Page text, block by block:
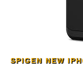
SPIGEN NEW